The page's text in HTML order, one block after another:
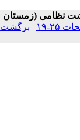
بهداشت نظامی (زمستان
| برگشت